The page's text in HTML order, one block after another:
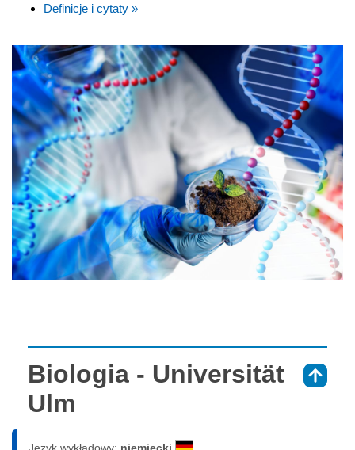
Definicje i cytaty »
Biologia - Universität
Ulm
Język wykładowy: niemiecki